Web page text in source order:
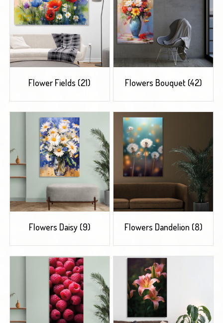
Flower Fields (21) Flowers Bouquet (42)
Flowers Daisy (9) Flowers Dandelion (8)